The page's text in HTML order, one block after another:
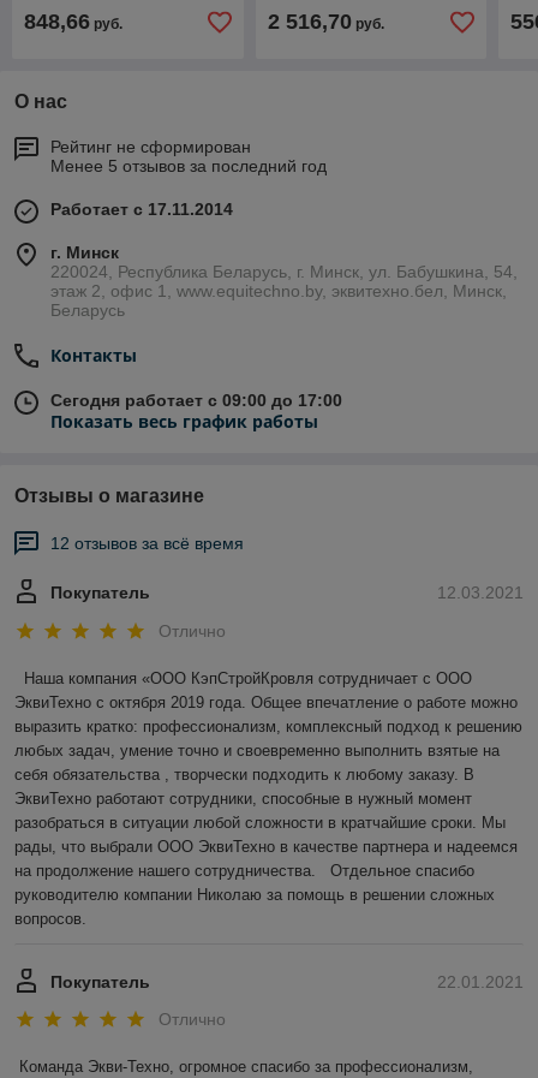
848,66 руб. 2 516,70руб.
О нас
Рейтинг не сформирован
Менее 5 отзывов за последний год
Работает с 17.11.2014
г. Минск
220024, Республика Беларусь, г. Минск, ул. Бабушкина, 54,
этаж 2, офис 1, www.equitechno.by, эквитехно.бел, Минск,
Беларусь
Контакты
Сегодня работает с 09:00 до 17:00
Показать весь график работы
Отзывы о магазине
12 отзывов за всё время
12.03.2021
Покупатель
Отлично
Наша компания «ООО КэпСтройКровля сотрудничает с ООО
ЭквиТехно с октября 2019 года. Общее впечатление о работе можно
выразить кратко: профессионализм, комплексный подход к решению
любых задач, умение точно и своевременно выполнить взятые на
себя обязательства , творчески подходить к любому заказу. В
ЭквиТехно работают сотрудники, способные в нужный момент
разобраться в ситуации любой сложности в кратчайшие сроки. Мы
рады, что выбрали ООО ЭквиТехно в качестве партнера и надеемся
на продолжение нашего сотрудничества.   Отдельное спасибо
руководителю компании Николаю за помощь в решении сложных
вопросов.
22.01.2021
Покупатель
Отлично
Команда Экви-Техно, огромное спасибо за профессионализм,